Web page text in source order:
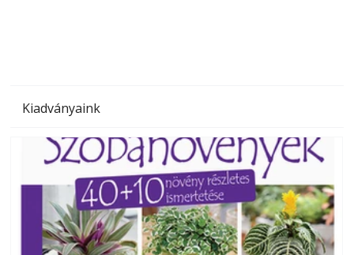
Kiadványaink